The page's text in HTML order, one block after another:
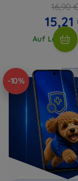
16,90
15,21
Auf Lager >
-10%